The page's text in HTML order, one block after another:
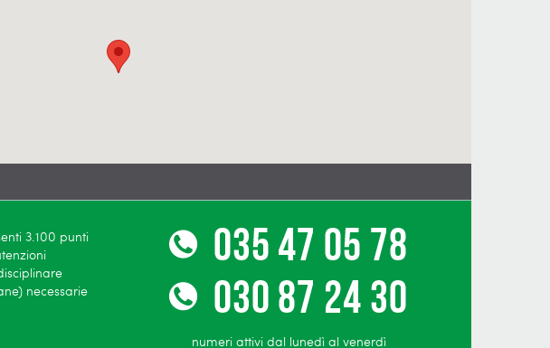
3.100 punti
necessarie
numeri attivi dal lunedì al venerdì